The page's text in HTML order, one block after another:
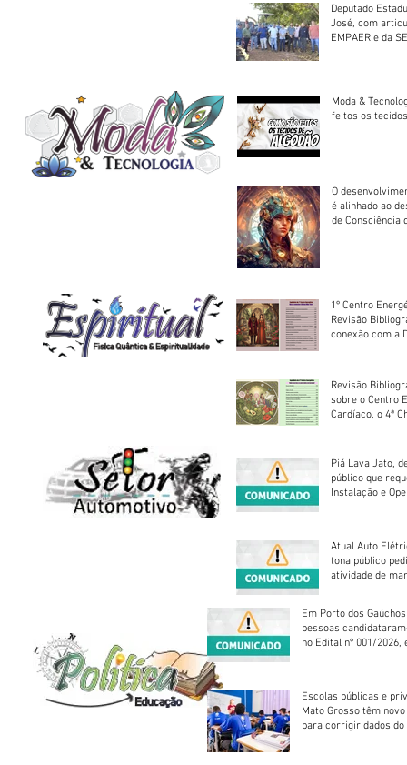
Deputado
José, com
EMPAER e da
Moda &
feitos os
O
é alinhado ao
de Consciência
1º Centro
Revisão
conexão com a
Revisão
sobre o Centro
Cardíaco, o 4ª
Piá Lava Jato,
público que
Instalação e
Atual Auto
tona público
atividade de
Em Porto dos
pessoas
no Edital nº 001/2026,
Escolas públicas e
Mato Grosso têm
para corrigir dados do